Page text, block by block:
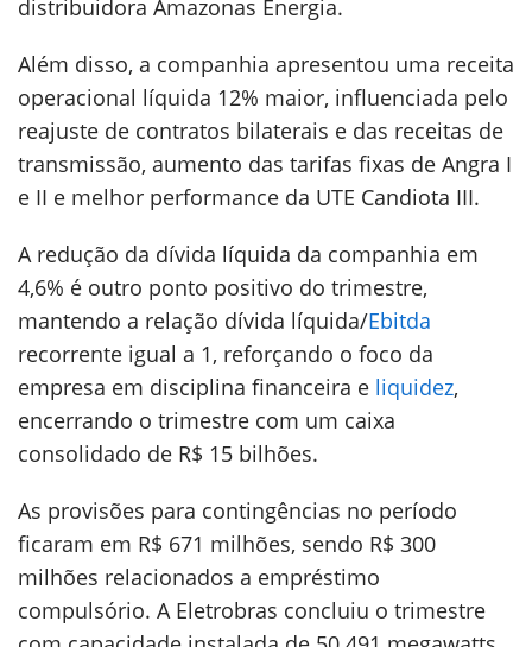
distribuidora Amazonas Energia.
Além disso, a companhia apresentou uma receita
operacional líquida 12% maior, influenciada pelo
reajuste de contratos bilaterais e das receitas de
transmissão, aumento das tarifas fixas de Angra I
e II e melhor performance da UTE Candiota III.
A redução da dívida líquida da companhia em
4,6% é outro ponto positivo do trimestre,
mantendo a relação dívida líquida/Ebitda
recorrente igual a 1, reforçando o foco da
empresa em disciplina financeira e liquidez,
encerrando o trimestre com um caixa
consolidado de R$ 15 bilhões.
As provisões para contingências no período
ficaram em R$ 671 milhões, sendo R$ 300
milhões relacionados a empréstimo
compulsório. A Eletrobras concluiu o trimestre